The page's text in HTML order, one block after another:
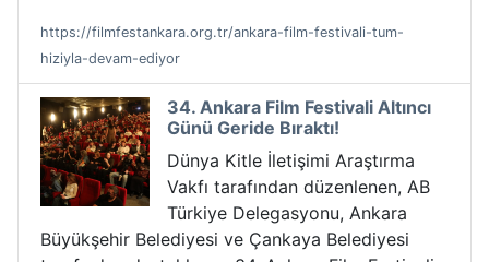
https://filmfestankara.org.tr/ankara-film-festivali-tum-
hiziyla-devam-ediyor
34. Ankara Film Festivali Altıncı
Günü Geride Bıraktı!
Dünya Kitle İletişimi Araştırma
Vakfı tarafından düzenlenen, AB
Türkiye Delegasyonu, Ankara
Büyükşehir Belediyesi ve Çankaya Belediyesi